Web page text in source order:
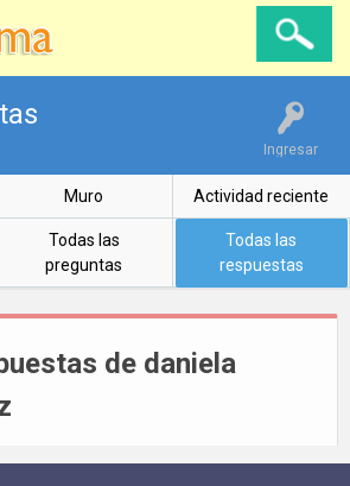
Ingresar
Muro Actividad reciente
Todas las
preguntas
Todas las
respuestas
de daniela